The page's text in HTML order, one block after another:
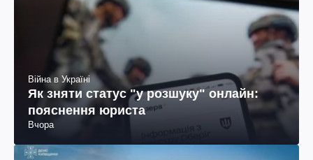
Війна в Україні
Як зняти статус "у розшуку" онлайн:
пояснення юриста
Вчора